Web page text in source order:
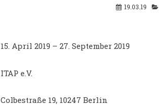
19.03.19
15. April 2019 – 27. September 2019
ITAP e.V.
Colbestraße 19, 10247 Berlin